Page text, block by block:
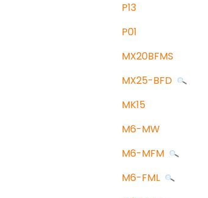
P13
P01
MX20BFMS
MX25-BFD
MK15
M6-MW
M6-MFM
M6-FML